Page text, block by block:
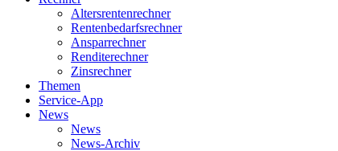
Altersrentenrechner
Rentenbedarfsrechner
Ansparrechner
Renditerechner
Zinsrechner
Themen
Service-App
News
News
News-Archiv